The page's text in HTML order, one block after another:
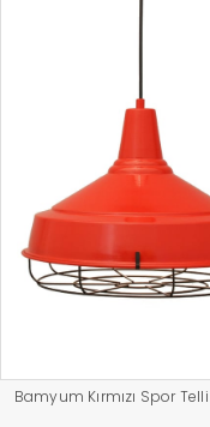
Bamyum Kırmızı Spor